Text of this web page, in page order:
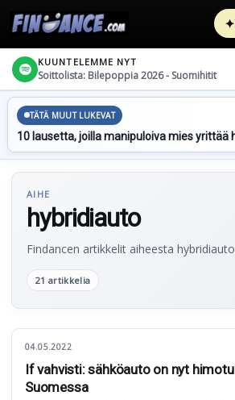
✦
KUUNTELEMME NYT
Soittolista: Bilepoppia 2026 - Suomihitit
TÄTÄ MUUT LUKEVAT
10 lausetta, joilla manipuloiva mies yrittää
AIHE
hybridiauto
Findancen artikkelit aiheesta
21 artikkelia
04.05.2022
If vahvisti: sähköauto on nyt
Suomessa